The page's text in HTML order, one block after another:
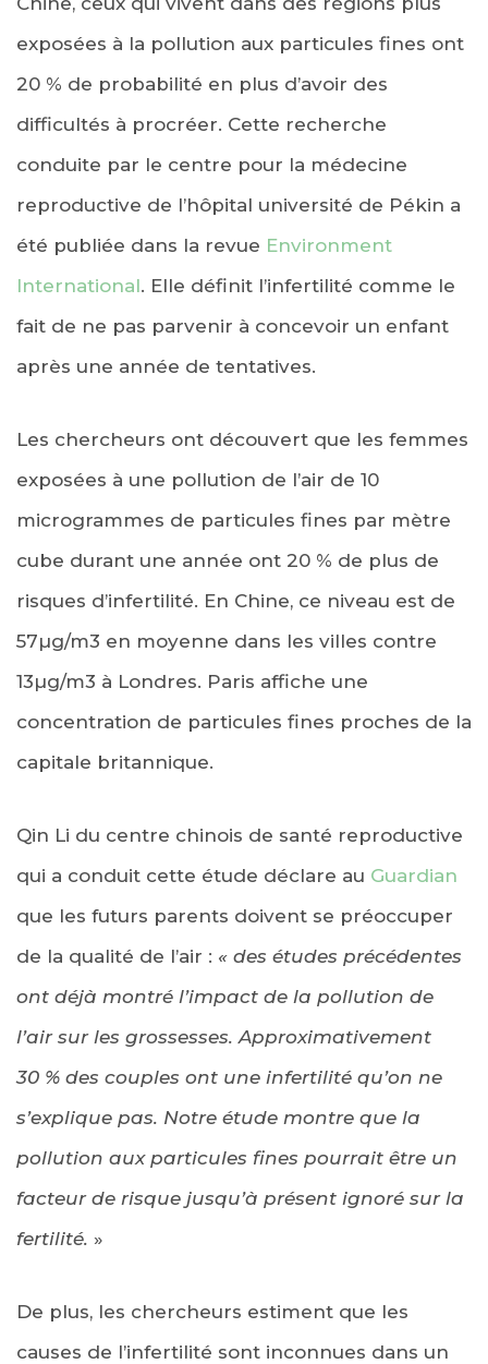
exposées à la pollution aux particules fines ont
20 % de probabilité en plus d’avoir des
difficultés à procréer. Cette recherche
conduite par le centre pour la médecine
reproductive de l’hôpital université de Pékin a
été publiée dans la revue Environment
International. Elle définit l’infertilité comme le
fait de ne pas parvenir à concevoir un enfant
après une année de tentatives.
Les chercheurs ont découvert que les femmes
exposées à une pollution de l’air de 10
microgrammes de particules fines par mètre
cube durant une année ont 20 % de plus de
risques d’infertilité. En Chine, ce niveau est de
57µg/m3 en moyenne dans les villes contre
13µg/m3 à Londres. Paris affiche une
concentration de particules fines proches de la
capitale britannique.
Qin Li du centre chinois de santé reproductive
qui a conduit cette étude déclare au Guardian
que les futurs parents doivent se préoccuper
de la qualité de l’air : « des études précédentes
ont déjà montré l’impact de la pollution de
l’air sur les grossesses. Approximativement
30 % des couples ont une infertilité qu’on ne
s’explique pas. Notre étude montre que la
pollution aux particules fines pourrait être un
facteur de risque jusqu’à présent ignoré sur la
fertilité. »
De plus, les chercheurs estiment que les
causes de l’infertilité sont inconnues dans un